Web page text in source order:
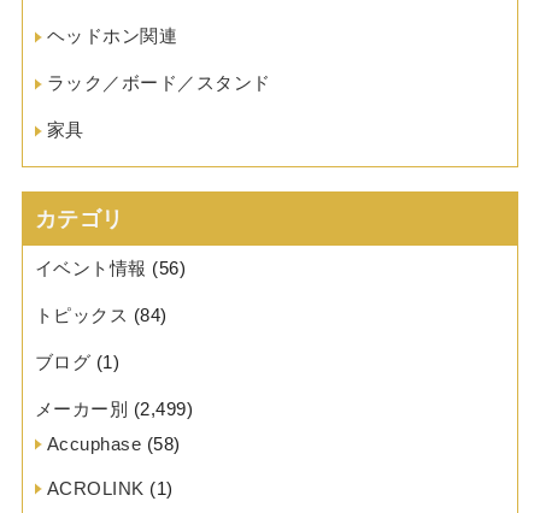
ヘッドホン関連
ラック／ボード／スタンド
家具
カテゴリ
イベント情報 (56)
トピックス (84)
ブログ (1)
メーカー別 (2,499)
Accuphase (58)
ACROLINK (1)